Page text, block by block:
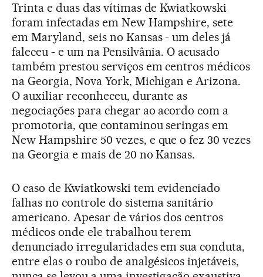
Trinta e duas das vítimas de Kwiatkowski
foram infectadas em New Hampshire, sete
em Maryland, seis no Kansas - um deles já
faleceu - e um na Pensilvânia. O acusado
também prestou serviços em centros médicos
na Georgia, Nova York, Michigan e Arizona.
O auxiliar reconheceu, durante as
negociações para chegar ao acordo com a
promotoria, que contaminou seringas em
New Hampshire 50 vezes, e que o fez 30 vezes
na Georgia e mais de 20 no Kansas.
O caso de Kwiatkowski tem evidenciado
falhas no controle do sistema sanitário
americano. Apesar de vários dos centros
médicos onde ele trabalhou terem
denunciado irregularidades em sua conduta,
entre elas o roubo de analgésicos injetáveis,